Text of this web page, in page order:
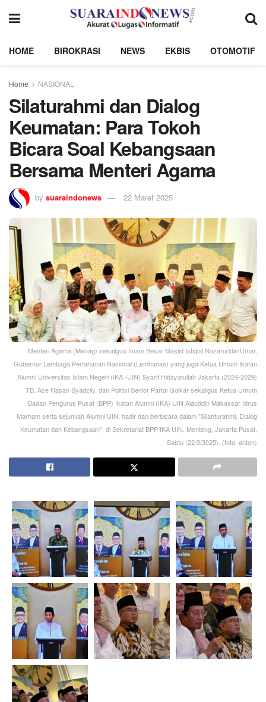
HOME BIROKRASI NEWS EKBIS OTOMOTIF
Home NASIONAL
Silaturahmi dan Dialog
Keumatan: Para Tokoh
Bicara Soal Kebangsaan
Bersama Menteri Agama
by suaraindonews 22 Maret 2025
Menteri Agama (Menag) sekaligus Imam Besar Masjid Istiqlal Nazaruddin Umar,
Gubernur Lembaga Pertahanan Nasional (Lemhanas) yang juga Ketua Umum Ikatan
Alumni Universitas Islam Negeri (IKA -UIN) Syarif Hidayatullah Jakarta (2024-2029)
TB. Ace Hasan Syadzily, dan Politisi Senior Partai Golkar sekaligus Ketua Umum
Badan Pengurus Pusat (BPP) Ikatan Alumni (IKA) UIN Alauddin Makassar Idrus
Marham serta sejumlah Alumni UIN, hadir dan berbicara dalam "Silahturahmi, Dialog
Keumatan dan Kebangsaan", di Sekretariat BPP IKA UIN, Menteng, Jakarta Pusat,
Sabtu (22/3/3025). (foto: anton)